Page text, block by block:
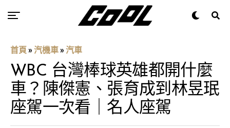
首頁 » 汽機車 » 汽車
WBC 台灣棒球英雄都開什麼
車？陳傑憲、張育成到林昱珉
座駕一次看｜名人座駕